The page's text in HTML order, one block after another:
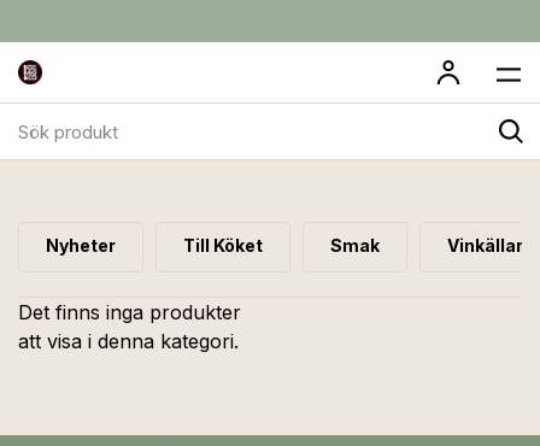
produkt
Nyheter Till Köket Smak Vinkällare
Det finns inga produkter
att visa i denna kategori.